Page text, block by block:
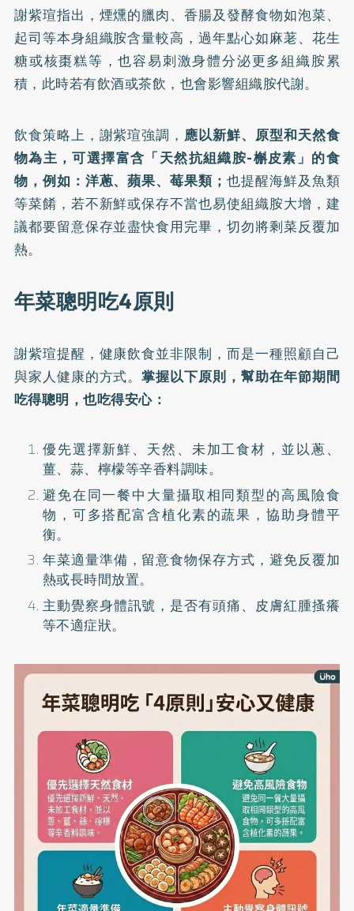
謝紫瑄指出，煙燻的臘肉、香腸及發酵食物如泡菜、
起司等本身組織胺含量較高，過年點心如麻荖、花生
糖或核棗糕等，也容易刺激身體分泌更多組織胺累
積，此時若有飲酒或茶飲，也會影響組織胺代謝。
飲食策略上，謝紫瑄強調，應以新鮮、原型和天然食
物為主，可選擇富含「天然抗組織胺-槲皮素」的食
物，例如：洋蔥、蘋果、莓果類； 也提醒海鮮及魚類
等菜餚，若不新鮮或保存不當也易使組織胺大增，建
議都要留意保存並盡快食用完畢，切勿將剩菜反覆加
熱。
年菜聰明吃4原則
謝紫瑄提醒，健康飲食並非限制，而是一種照顧自己
與家人健康的方式。掌握以下原則，幫助在年節期間
吃得聰明，也吃得安心：
優先選擇新鮮、天然、未加工食材，並以蔥、
薑、蒜、檸檬等辛香料調味。
避免在同一餐中大量攝取相同類型的高風險食
物，可多搭配富含植化素的蔬果，協助身體平
衡。
年菜適量準備，留意食物保存方式，避免反覆加
熱或長時間放置。
主動覺察身體訊號，是否有頭痛、皮膚紅腫搔癢
等不適症狀。